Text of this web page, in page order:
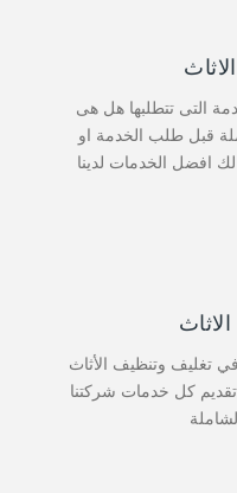
التى تتطلبها هل هى
قبل طلب الخدمة او
افضل الخدمات لدينا
في تغليف وتنظيف الأثاث
كل خدمات شركتنا